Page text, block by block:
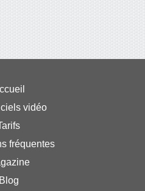
vidéo
fréquentes
Blog